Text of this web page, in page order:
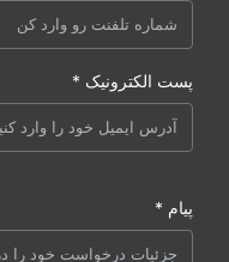
پست الکترونیک *
پیام *